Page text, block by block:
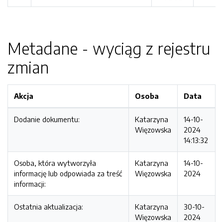
Metadane - wyciąg z rejestru
zmian
Akcja Osoba Data
Dodanie dokumentu:
Katarzyna
Więzowska
14-10-
2024
14:13:32
Osoba, która wytworzyła
informację lub odpowiada za treść
informacji:
Katarzyna
Więzowska
14-10-
2024
Ostatnia aktualizacja:
Katarzyna
Więzowska
30-10-
2024